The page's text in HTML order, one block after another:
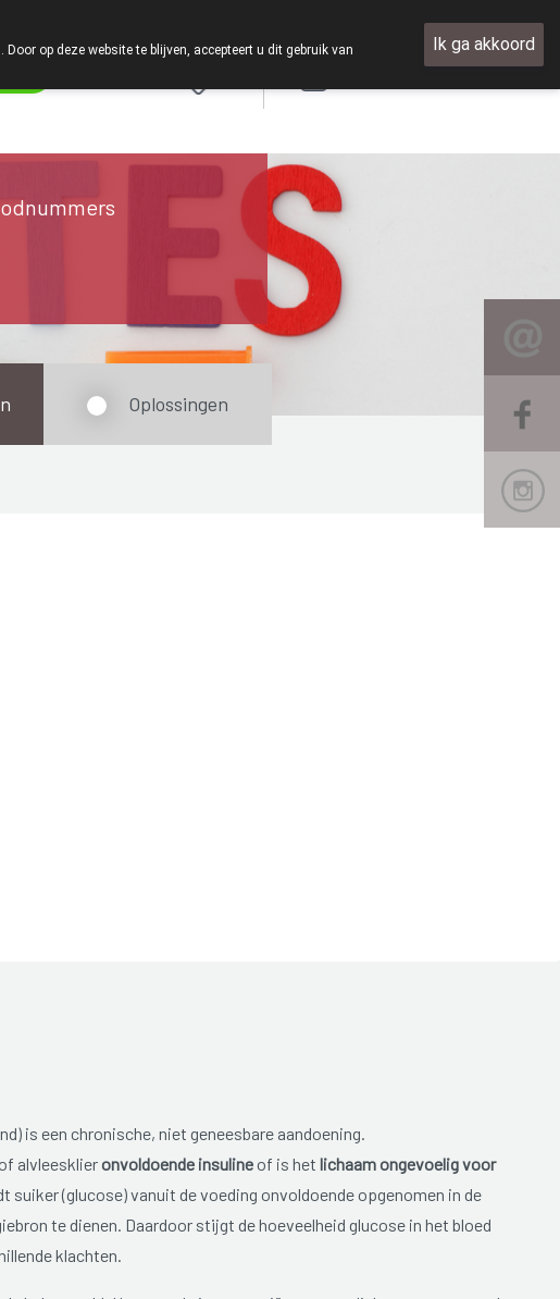
Oplossingen
is een chronische, niet geneesbare aandoening.
alvleesklieronvoldoende insulineof is het lichaam ongevoelig voor
suiker (glucose) vanuit de voeding onvoldoende opgenomen in de
te dienen. Daardoor stijgt de hoeveelheid glucose in het bloed
klachten.
op deze website te blijven, accepteert u dit gebruik van
Ik ga akkoord